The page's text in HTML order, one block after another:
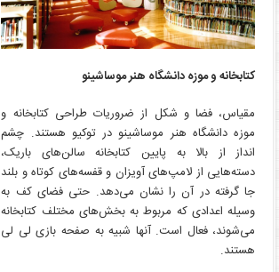
کتابخانه و موزه دانشگاه هنر موساشینو
مقیاس، فضا و شکل از ضروریات طراحی کتابخانه و
موزه دانشگاه هنر موساشینو در توکیو هستند. چشم
انداز از بالا به پایین کتابخانه سالن‌های باریک،
دسته‌هایی از لامپ‌های آویزان و قفسه‌های کوتاه و بلند
جا گرفته در آن را نشان می‌دهد. حتی فضای کف به
وسیله اعدادی که مربوط به بخش‌های مختلف کتابخانه
می‌شوند، فعال است. آنها شبیه به صفحه بازی لی لی
هستند.